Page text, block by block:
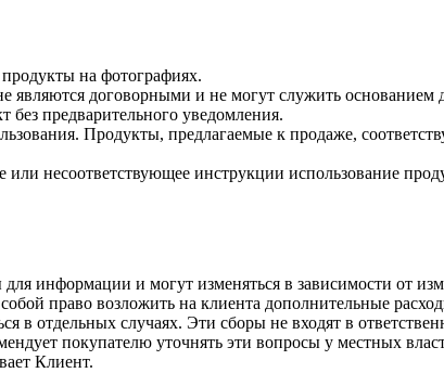
на фотографиях.
договорными и не могут служить основанием
без предварительного уведомления.
Продукты, предлагаемые к продаже,
или несоответствующее инструкции использование
информации и могут изменяться в зависимости от
право возложить на клиента дополнительные
отдельных случаях. Эти сборы не входят в
покупателю уточнять эти вопросы у местных
Клиент.